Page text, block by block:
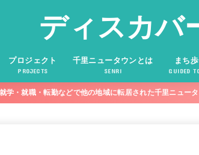
ディスカバ
プロジェクト
PROJECTS
千里ニュータウンとは
SENRI
まち
GUIDED
学・就職・転勤などで他の地域に転居された千里ニュー